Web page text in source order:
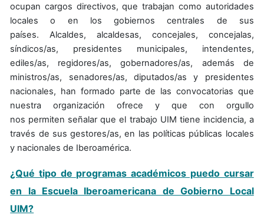
ocupan cargos directivos, que trabajan como autoridades
locales o en los gobiernos centrales de sus
países. Alcaldes, alcaldesas, concejales, concejalas,
síndicos/as, presidentes municipales, intendentes,
ediles/as, regidores/as, gobernadores/as, además de
ministros/as, senadores/as, diputados/as y presidentes
nacionales, han formado parte de las convocatorias que
nuestra organización ofrece y que con orgullo
nos permiten señalar que el trabajo UIM tiene incidencia, a
través de sus gestores/as, en las políticas públicas locales
y nacionales de Iberoamérica.
¿Qué tipo de programas académicos puedo cursar
en la Escuela Iberoamericana de Gobierno Local
UIM?